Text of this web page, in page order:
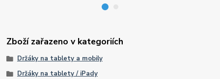
Zboží zařazeno v kategoriích
Držáky na tablety a mobily
Držáky na tablety / iPady